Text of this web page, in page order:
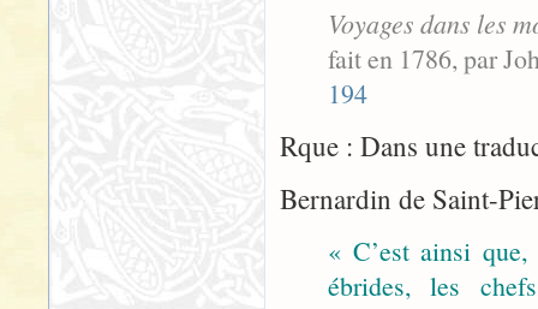
Voyages dans les
fait en 1786, par
194
Rque : Dans une
Bernardin de Saint-
« C’est ainsi
ébrides, les